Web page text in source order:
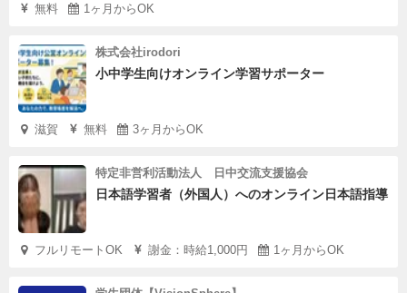
無料 1ヶ月からOK
株式会社irodori
小中学生向けオンライン学習サポーター
滋賀 無料 3ヶ月からOK
特定非営利活動法人 日中交流支援協会
日本語学習者（外国人）へのオンライン日本語指導
フルリモートOK 謝金：時給1,000円 1ヶ月からOK